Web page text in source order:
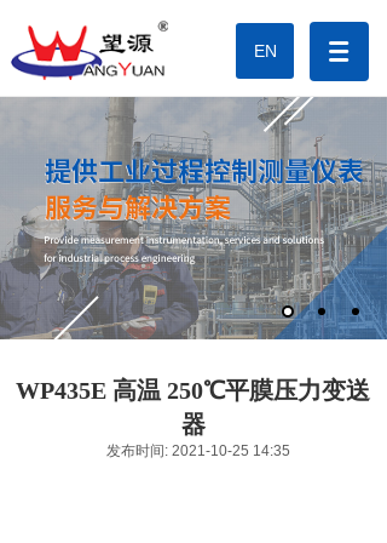
EN
WP435E 高温 250℃平膜压力变送
器
发布时间: 2021-10-25 14:35